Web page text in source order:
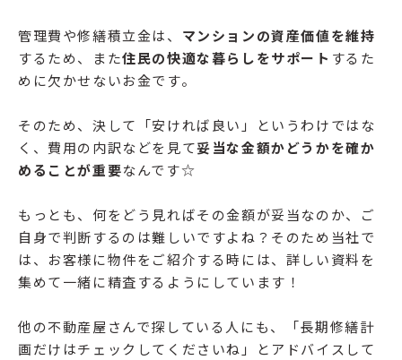
管理費や修繕積立金は、 マンションの資産価値を維持
するため、また住民の快適な暮らしをサポート するた
めに欠かせないお金です。
そのため、決して「安ければ良い」というわけではな
く、費用の内訳などを見て妥当な金額かどうかを確か
めることが重要なんです☆
もっとも、何をどう見ればその金額が妥当なのか、ご
自身で判断するのは難しいですよね？そのため当社で
は、お客様に物件をご紹介する時には、詳しい資料を
集めて一緒に精査するようにしています！
他の不動産屋さんで探している人にも、「長期修繕計
画だけはチェックしてくださいね」とアドバイスして